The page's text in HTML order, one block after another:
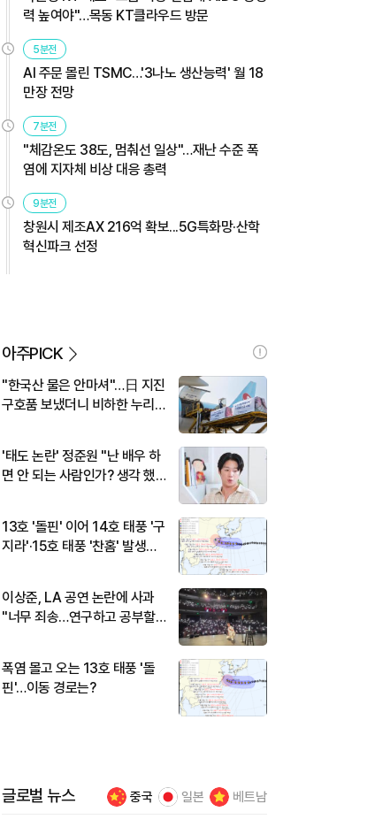
력 높여야"…목동 KT클라우드 방문
5분전
AI 주문 몰린 TSMC…'3나노 생산능력' 월 18
만장 전망
7분전
"체감온도 38도, 멈춰선 일상"…재난 수준 폭
염에 지자체 비상 대응 총력
9분전
창원시 제조AX 216억 확보...5G특화망·산학
혁신파크 선정
아주PICK
"한국산 물은 안마셔"…日 지진
구호품 보냈더니 비하한 누리
'태도 논란' 정준원 "난 배우 하
면 안 되는 사람인가? 생각 했
13호 '돌핀' 이어 14호 태풍 '구
지라'·15호 태풍 '찬홈' 발생…
이상준, LA 공연 논란에 사과
"너무 죄송…연구하고 공부할
폭염 몰고 오는 13호 태풍 '돌
핀'…이동 경로는?
글로벌 뉴스 중국 일본 베트남